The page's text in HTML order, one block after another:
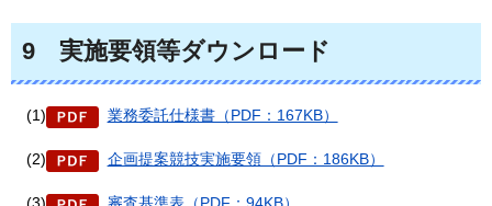
9 実施要領等ダウンロード
(1) 業務委託仕様書（PDF：167KB）
(2) 企画提案競技実施要領（PDF：186KB）
(3) 審査基準表（PDF：94KB）